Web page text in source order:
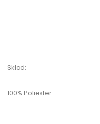
Skład:
100% Poliester